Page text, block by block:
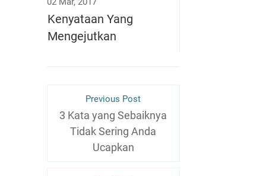
Kenyataan Yang
Mengejutkan
Previous Post
3 Kata yang Sebaiknya
Tidak Sering Anda
Ucapkan